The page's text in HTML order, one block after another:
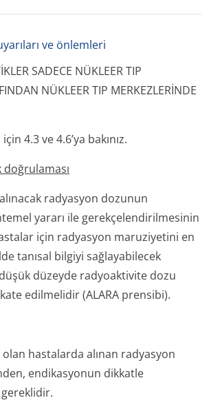
ve önlemleri
SADECE NÜKLEER TIP
NÜKLEER TIP MERKEZLERİNDE
4.3 ve 4.6’ya bakınız.
radyasyon dozunun
yararı ile gerekçelendiril­mesinin
için radyasyon maruziyetini en
tanısal bilgiyi sağlayabilecek
düzeyde radyoaktivite dozu
edilmelidir (ALARA prensibi).
hastalarda alınan radyasyon
endikasyonun dikkatle